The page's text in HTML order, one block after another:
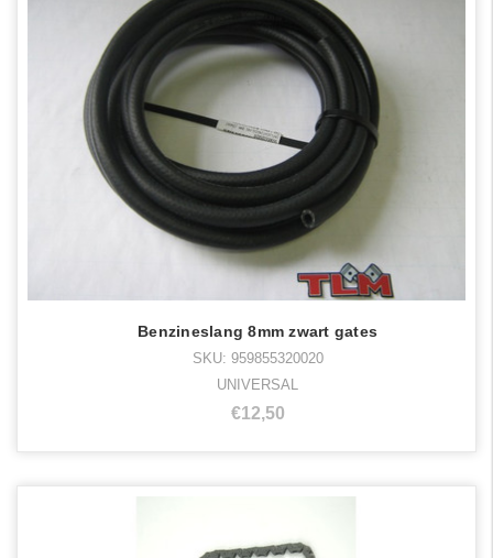
Benzineslang 8mm zwart gates
SKU: 959855320020
UNIVERSAL
€12,50